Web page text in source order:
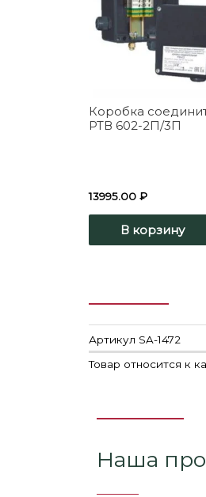
Коробка
РТВ 602-2П/3П
13995.00 ₽
В корзину
Артикул SA-1472
Товар относится к
Наша